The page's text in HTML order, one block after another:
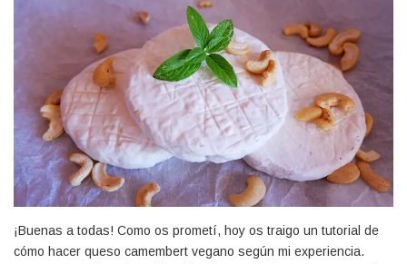
¡Buenas a todas! Como os prometí, hoy os traigo un tutorial de
cómo hacer queso camembert vegano según mi experiencia.